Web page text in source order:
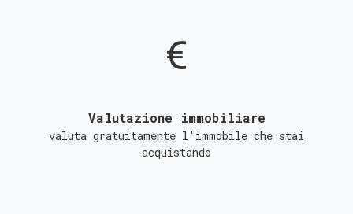
Valutazione immobiliare
valuta gratuitamente l'immobile che stai
acquistando